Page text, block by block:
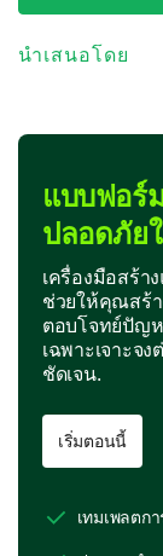
views on the
Please rate
safety
(1= Highly
24/7
Access
นำเสนอโดย
แบบฟอร์
ปลอดภัย
เครื่องมือสร้า
ช่วยให้คุณสร้
ตอบโจทย์ปัญ
เฉพาะเจาะจ
ชัดเจน.
เริ่มตอนนี้
เทมเพลตก